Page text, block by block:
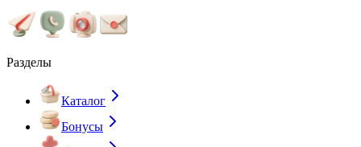
Разделы
Каталог
Бонусы